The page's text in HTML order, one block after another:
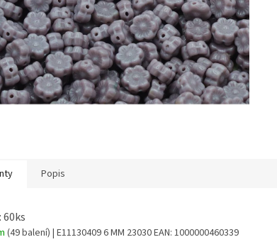
Popis
(49 balení) | E11130409 6 MM 23030EAN: 1000000460339